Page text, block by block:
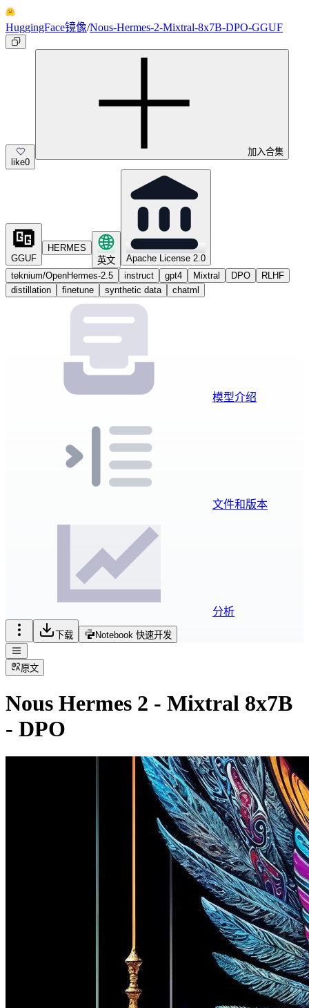
HuggingFace镜像/Nous-Hermes-2-Mixtral-8x7B-DPO-GGUF
like0
加入合集
GGUF
HERMES
英文
Apache License 2.0
teknium/OpenHermes-2.5
instruct gpt4 Mixtral DPO
RLHF
distillation
finetune synthetic data chatml
模型介绍
文件和版本
分析
下载 Notebook 快速开发
原文
Nous Hermes 2 - Mixtral 8x7B
- DPO